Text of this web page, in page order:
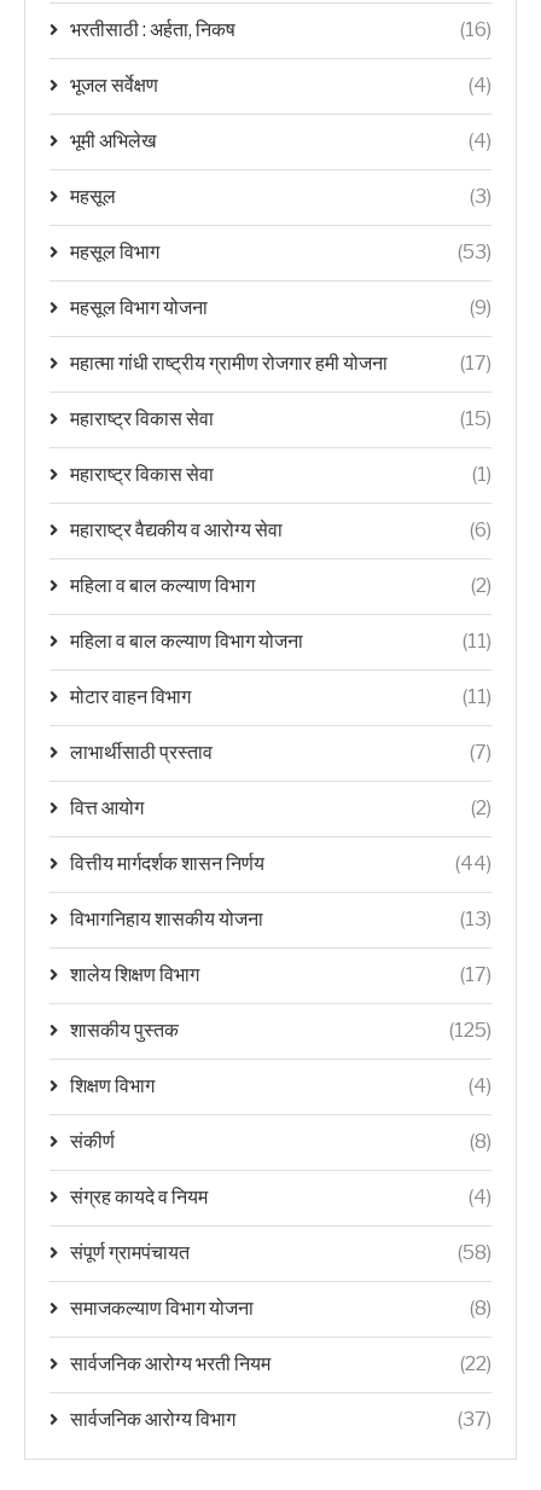
भरतीसाठी : अर्हता, निकष (16)
भूजल सर्वेक्षण (4)
भूमी अभिलेख (4)
महसूल (3)
महसूल विभाग (53)
महसूल विभाग योजना (9)
महात्मा गांधी राष्ट्रीय ग्रामीण रोजगार हमी योजना (17)
महाराष्ट्र विकास सेवा (15)
महाराष्ट्र विकास सेवा (1)
महाराष्ट्र वैद्यकीय व आरोग्य सेवा (6)
महिला व बाल कल्याण विभाग (2)
महिला व बाल कल्याण विभाग योजना (11)
मोटार वाहन विभाग (11)
लाभार्थीसाठी प्रस्ताव (7)
वित्त आयोग (2)
वित्तीय मार्गदर्शक शासन निर्णय (44)
विभागनिहाय शासकीय योजना (13)
शालेय शिक्षण विभाग (17)
शासकीय पुस्तक (125)
शिक्षण विभाग (4)
संकीर्ण (8)
संग्रह कायदे व नियम (4)
संपूर्ण ग्रामपंचायत (58)
समाजकल्याण विभाग योजना (8)
सार्वजनिक आरोग्य भरती नियम (22)
सार्वजनिक आरोग्य विभाग (37)